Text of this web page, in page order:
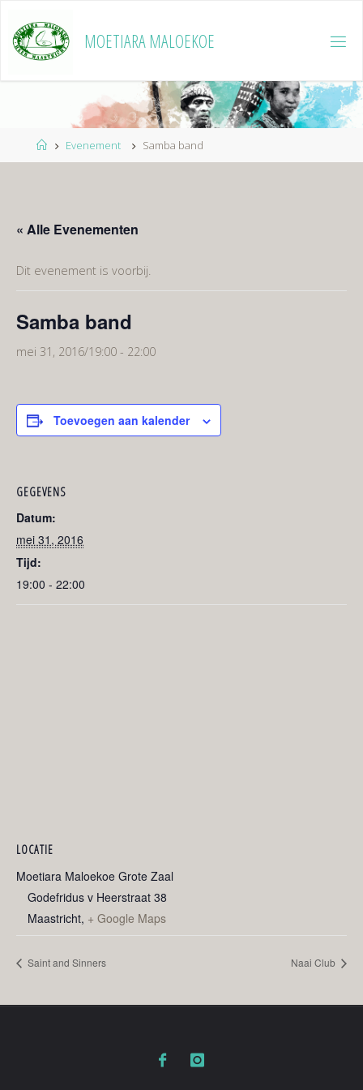
naar
de
MOETIARA MALOEKOE
HomeEvenement Samba band
« Alle Evenementen
Dit evenement is voorbij.
Samba band
mei 31, 2016/19:00 - 22:00
Toevoegen aan kalender
GEGEVENS
Datum:
mei 31, 2016
Tijd:
19:00 - 22:00
LOCATIE
Moetiara Maloekoe Grote Zaal
Godefridus v Heerstraat 38
Maastricht, + Google Maps
Saint and Sinners Naai Club